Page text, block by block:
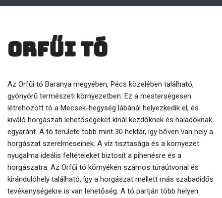
Orfűi tó
Az Orfűi tó Baranya megyében, Pécs közelében található,
gyönyörű természeti környezetben. Ez a mesterségesen
létrehozott tó a Mecsek-hegység lábánál helyezkedik el, és
kiváló horgászati lehetőségeket kínál kezdőknek és haladóknak
egyaránt. A tó területe több mint 30 hektár, így bőven van hely a
horgászat szerelmeseinek. A víz tisztasága és a környezet
nyugalma ideális feltételeket biztosít a pihenésre és a
horgászatra. Az Orfűi tó környékén számos túraútvonal és
kirándulóhely található, így a horgászat mellett más szabadidős
tevékenységekre is van lehetőség. A tó partján több helyen